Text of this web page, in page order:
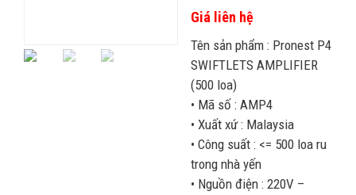
Giá liên hệ
Tên sản phẩm : Pronest P4
SWIFTLETS AMPLIFIER
(500 loa)
• Mã số : AMP4
• Xuất xứ : Malaysia
• Công suất : <= 500 loa ru
trong nhà yến
• Nguồn điện : 220V –